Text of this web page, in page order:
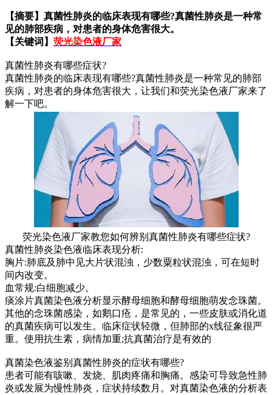
【摘要】 真菌性肺炎的临床表现有哪些?真菌性肺炎是一种常
见的肺部疾病，对患者的身体危害很大。
【关键词】 荧光染色液厂家
真菌性肺炎有哪些症状?
真菌性肺炎的临床表现有哪些?真菌性肺炎是一种常见的肺部
疾病，对患者的身体危害很大，让我们和荧光染色液厂家来了
解一下吧。
荧光染色液厂家教您如何辨别真菌性肺炎有哪些症状?
真菌性肺炎染色液临床表现分析:
胸片:肺底及肺中见大片状混浊，少数粟粒状混浊，可在短时
间内改变。
血常规:白细胞减少。
痰涂片真菌染色液分析显示酵母细胞和酵母细胞萌发念珠菌。
其他的念珠菌感染，如鹅口疮，是常见的，一些皮肤或消化道
的真菌疾病可以发生。临床症状轻微，但肺部的x线征象很严
重。使用抗生素，病情加重;抗真菌治疗是有效的
真菌染色液鉴别真菌性肺炎的症状有哪些?
患者可能有咳嗽、发烧、肌肉疼痛和胸痛。感染可导致急性肺
炎或发展为慢性肺炎，症状持续数月。对真菌染色液的分析表